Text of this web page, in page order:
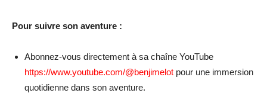
Pour suivre son aventure :
Abonnez-vous directement à sa chaîne YouTube
https://www.youtube.com/@benjimelot pour une immersion
quotidienne dans son aventure.